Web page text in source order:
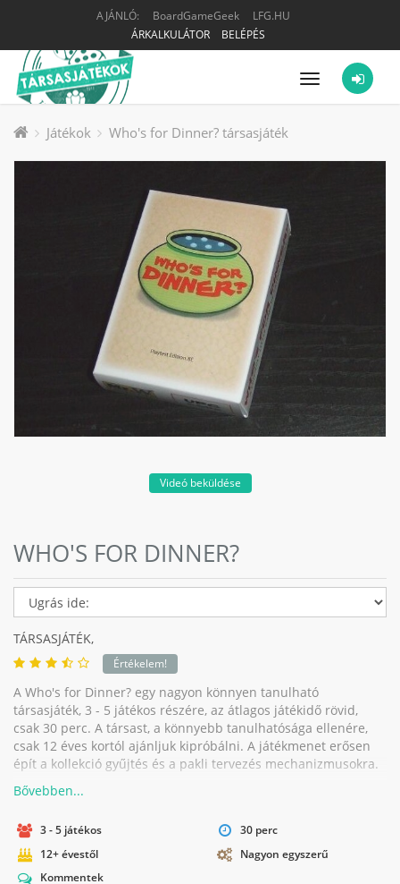
AJÁNLÓ: BoardGameGeek
LFG.HU
ÁRKALKULÁTOR
BELÉPÉS
Menü
Játékok Who's for Dinner? társasjáték
Videó beküldése
WHO'S FOR DINNER?
TÁRSASJÁTÉK,
Értékelem!
A Who's for Dinner? egy nagyon könnyen tanulható
társasjáték, 3 - 5 játékos részére, az átlagos játékidő rövid,
csak 30 perc. A társast, a könnyebb tanulhatósága ellenére,
csak 12 éves kortól ajánljuk kipróbálni. A játékmenet erősen
épít a kollekció gyűjtés és a pakli tervezés mechanizmusokra.
3 - 5 játékos
30 perc
12+ évestől
Nagyon egyszerű
Kommentek